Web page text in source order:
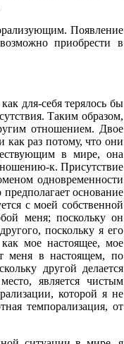
Появление
приобрести в
для-себя терялось бы
Таким образом,
отношением. Двое
раз потому, что они
в мире, она
к. Присутствие
одновременности
предполагает основание
с моей собственной
меня; поскольку он
поскольку я его
мое настоящее, мое
меня в настоящем, по
другой делается
является чистым
которой я не
темпорализация, от